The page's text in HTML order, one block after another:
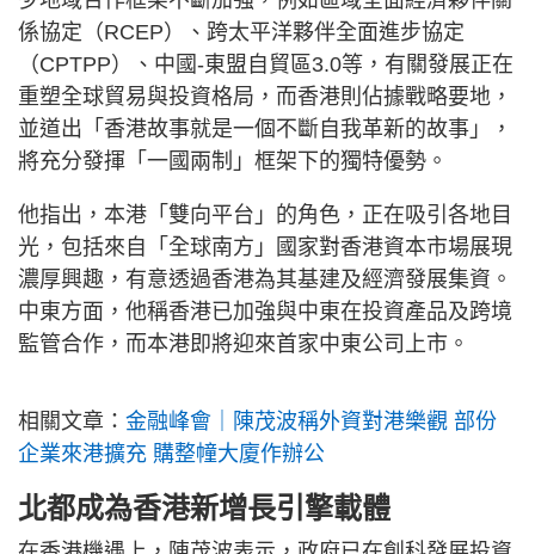
係協定（RCEP）、跨太平洋夥伴全面進步協定
（CPTPP）、中國-東盟自貿區3.0等，有關發展正在
重塑全球貿易與投資格局，而香港則佔據戰略要地，
並道出「香港故事就是一個不斷自我革新的故事」，
將充分發揮「一國兩制」框架下的獨特優勢。
他指出，本港「雙向平台」的角色，正在吸引各地目
光，包括來自「全球南方」國家對香港資本市場展現
濃厚興趣，有意透過香港為其基建及經濟發展集資。
中東方面，他稱香港已加強與中東在投資產品及跨境
監管合作，而本港即將迎來首家中東公司上市。
相關文章： 金融峰會｜陳茂波稱外資對港樂觀 部份
企業來港擴充 購整幢大廈作辦公
北都成為香港新增長引擎載體